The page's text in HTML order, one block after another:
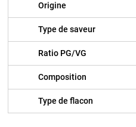
Origine
Type de saveur
Ratio PG/VG
Composition
Type de flacon